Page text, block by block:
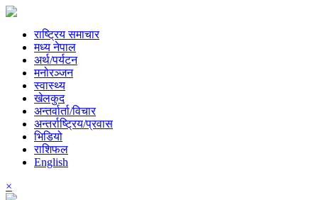
राष्ट्रिय समाचार
मध्य नेपाल
अर्थ/पर्यटन
मनोरञ्जन
स्वास्थ्य
खेलकुद
अन्तर्वार्ता/विचार
अन्तर्राष्ट्रिय/प्रवास
भिडियो
राशिफल
English
×